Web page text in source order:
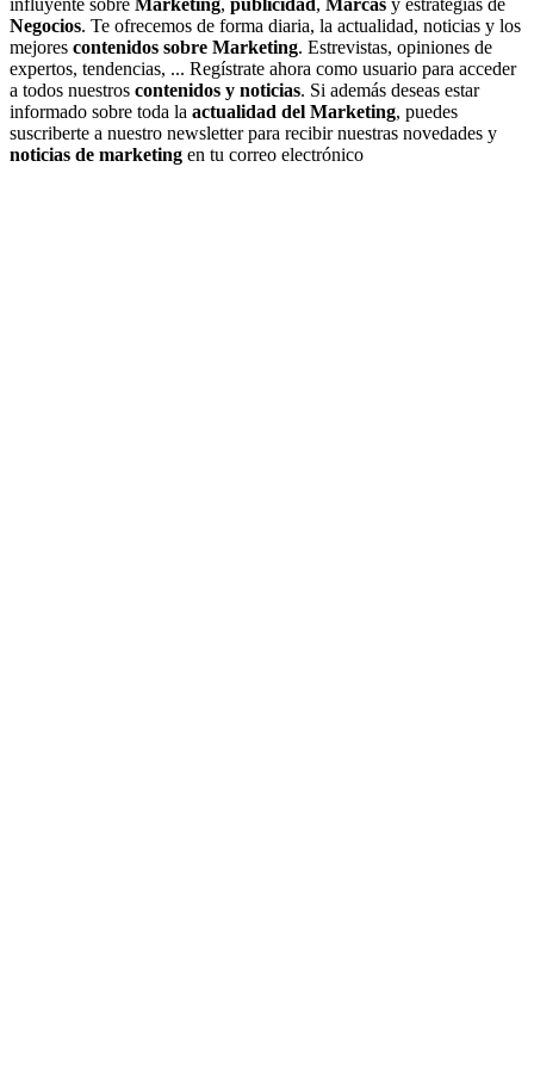
influyente sobre Marketing, publicidad , Marcas y estrategias de
Negocios. Te ofrecemos de forma diaria, la actualidad, noticias y los
mejores contenidos sobre Marketing. Estrevistas, opiniones de
expertos, tendencias, ... Regístrate ahora como usuario para acceder
a todos nuestros contenidos y noticias. Si además deseas estar
informado sobre toda la actualidad del Marketing, puedes
suscriberte a nuestro newsletter para recibir nuestras novedades y
noticias de marketing en tu correo electrónico